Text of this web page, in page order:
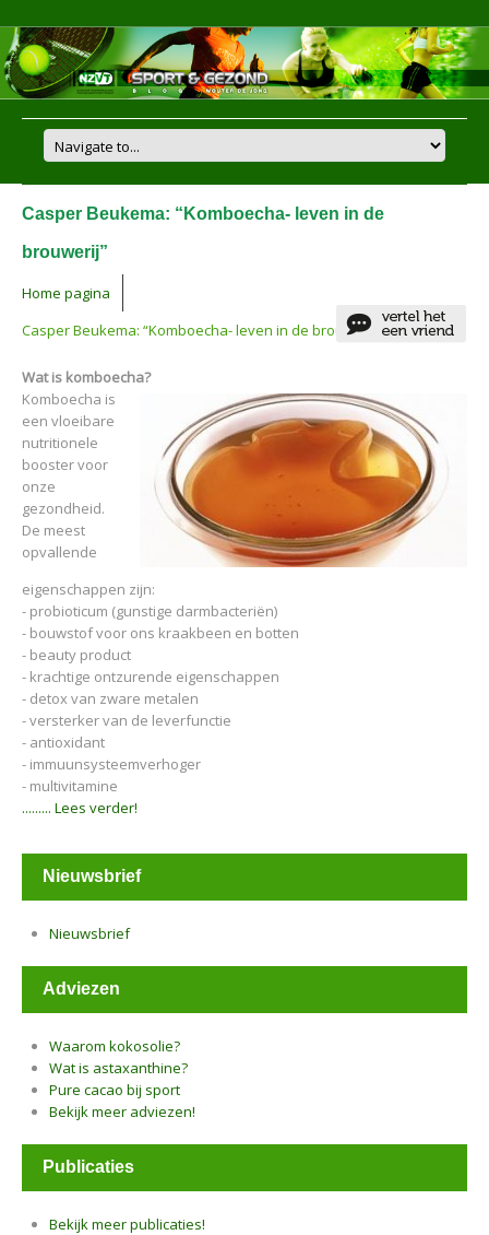
Casper Beukema: “Komboecha- leven in de
brouwerij”
Home pagina
Casper Beukema: “Komboecha- leven in de brouwerij”
Wat is komboecha?
Komboecha is
een vloeibare
nutritionele
booster voor
onze
gezondheid.
De meest
opvallende
eigenschappen zijn:
- probioticum (gunstige darmbacteriën)
- bouwstof voor ons kraakbeen en botten
- beauty product
- krachtige ontzurende eigenschappen
- detox van zware metalen
- versterker van de leverfunctie
- antioxidant
- immuunsysteemverhoger
- multivitamine
......... Lees verder!
Nieuwsbrief
Nieuwsbrief
Adviezen
Waarom kokosolie?
Wat is astaxanthine?
Pure cacao bij sport
Bekijk meer adviezen!
Publicaties
Bekijk meer publicaties!